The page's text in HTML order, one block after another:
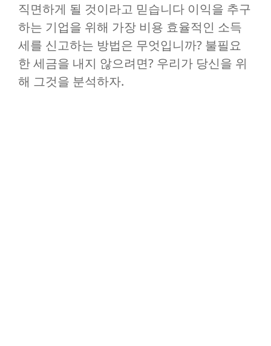
직면하게 될 것이라고 믿습니다 이익을 추구
하는 기업을 위해 가장 비용 효율적인 소득
세를 신고하는 방법은 무엇입니까? 불필요
한 세금을 내지 않으려면? 우리가 당신을 위
해 그것을 분석하자.